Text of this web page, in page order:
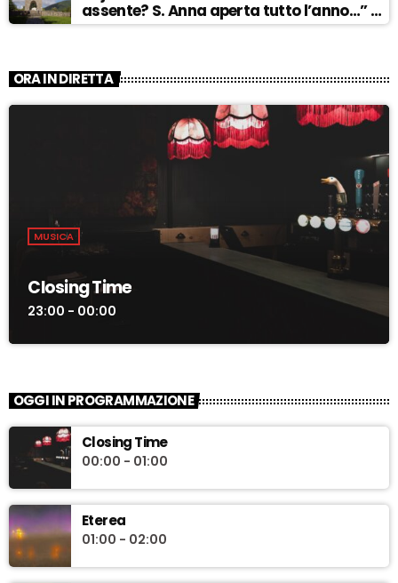
assente? S. Anna aperta tutto l’anno…” –
ASCOLTA
ORA IN DIRETTA
MUSICA
Closing Time
23:00 - 00:00
OGGI IN PROGRAMMAZIONE
Closing Time
00:00 - 01:00
Eterea
01:00 - 02:00